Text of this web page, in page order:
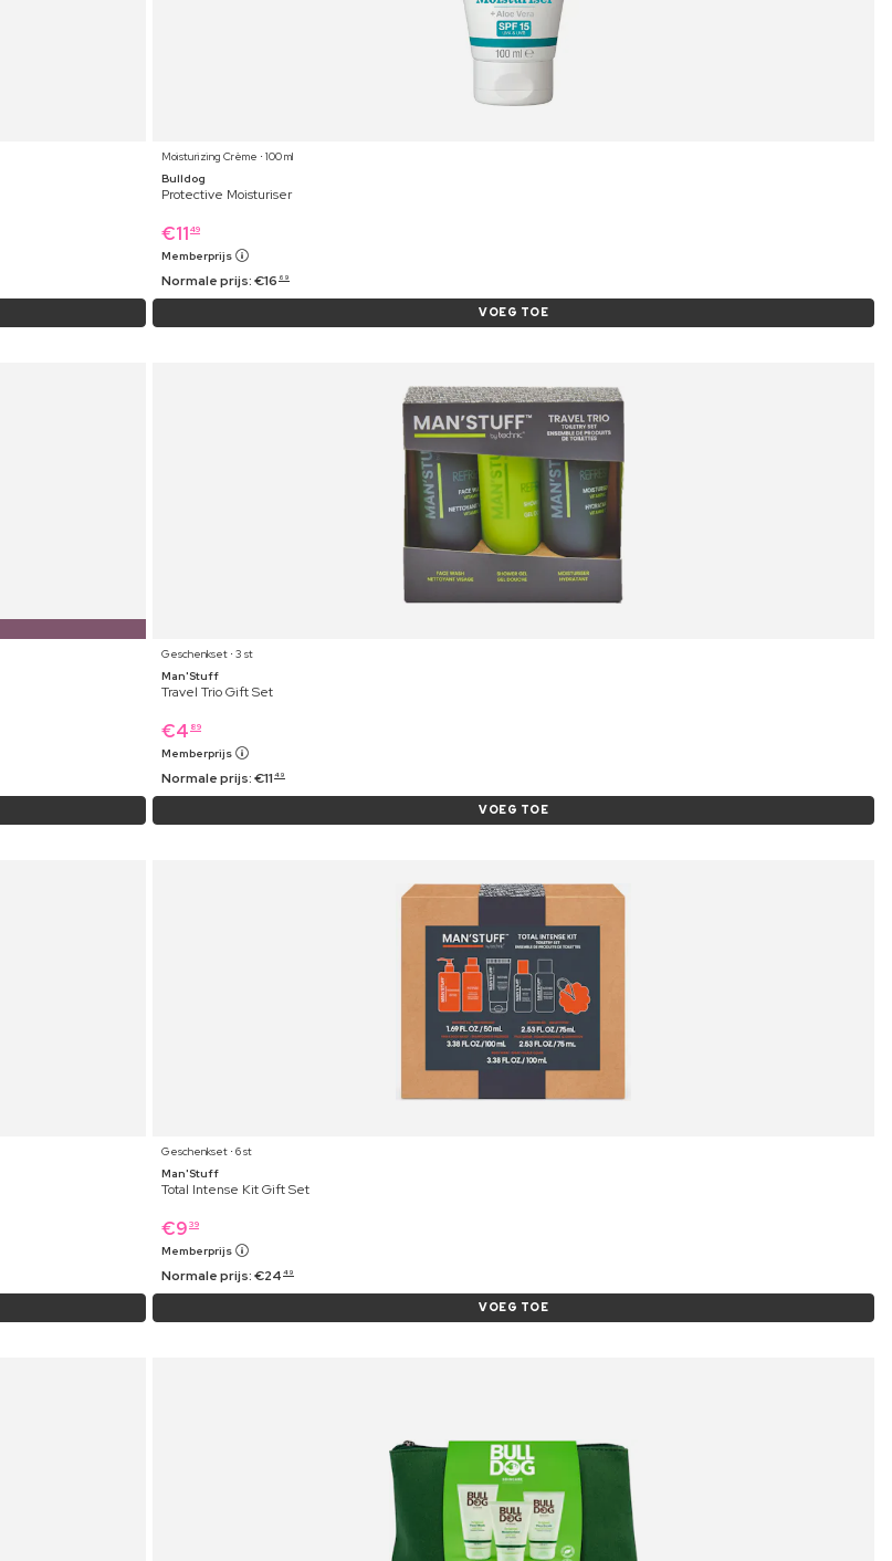
Moisturizing Crème ⋅ 100 ml
Bulldog
Protective Moisturiser
€11 49
Memberprijs
Normale prijs:€16 69
VOEG TOE
Geschenkset ⋅ 3 st
Man'Stuff
Travel Trio Gift Set
€4 89
Memberprijs
Normale prijs:€11 49
VOEG TOE
Geschenkset ⋅ 6 st
Man'Stuff
Total Intense Kit Gift Set
€9 39
Memberprijs
Normale prijs:€24 49
VOEG TOE